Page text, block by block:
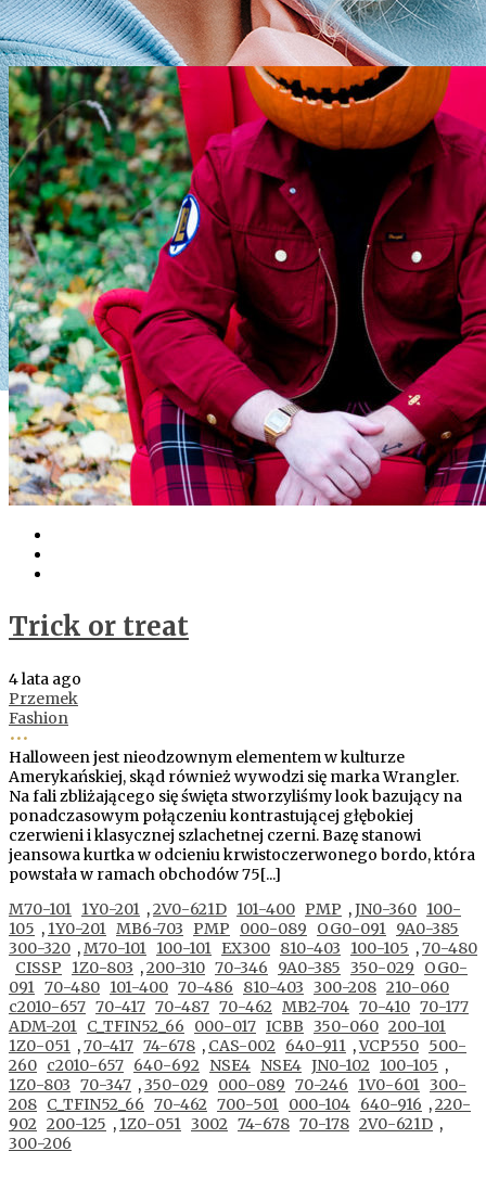
Trick or treat
4 lata ago
Przemek
Fashion
•••
Halloween jest nieodzownym elementem w kulturze
Amerykańskiej, skąd również wywodzi się marka Wrangler.
Na fali zbliżającego się święta stworzyliśmy look bazujący na
ponadczasowym połączeniu kontrastującej głębokiej
czerwieni i klasycznej szlachetnej czerni. Bazę stanowi
jeansowa kurtka w odcieniu krwistoczerwonego bordo, która
powstała w ramach obchodów 75[...]
M70-101 1Y0-201 ,2V0-621D 101-400 PMP ,JN0-360 100-
105 , 1Y0-201 MB6-703 PMP 000-089 OG0-091 9A0-385
300-320 ,M70-101 100-101 EX300 810-403 100-105 ,70-480
CISSP
1Z0-803 ,200-310 70-346 9A0-385 350-029
OG0-
091 70-480 101-400 70-486 810-403 300-208 210-060
c2010-657 70-417 70-487 70-462 MB2-704 70-410 70-177
ADM-201 C_TFIN52_66 000-017 ICBB 350-060 200-101
1Z0-051 ,70-417 74-678 , CAS-002 640-911 ,VCP550 500-
260 c2010-657 640-692 NSE4 NSE4 JN0-102 100-105 ,
1Z0-803 70-347 ,350-029 000-089 70-246 1V0-601 300-
208 C_TFIN52_66 70-462 700-501 000-104 640-916 ,220-
902 200-125 , 1Z0-051 3002 74-678 70-178 2V0-621D ,
300-206